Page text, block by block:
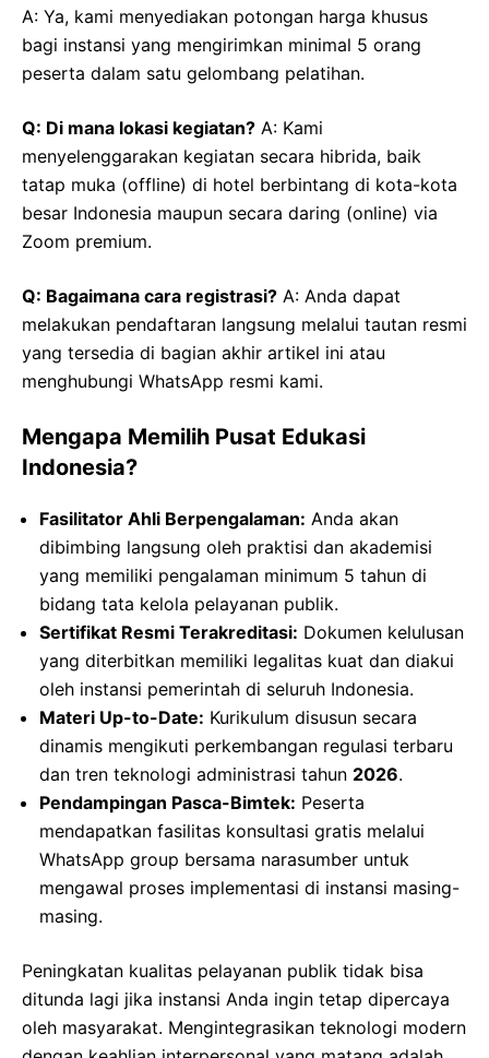
A: Ya, kami menyediakan potongan harga khusus
bagi instansi yang mengirimkan minimal 5 orang
peserta dalam satu gelombang pelatihan.
Q: Di mana lokasi kegiatan? A: Kami
menyelenggarakan kegiatan secara hibrida, baik
tatap muka (offline) di hotel berbintang di kota-kota
besar Indonesia maupun secara daring (online) via
Zoom premium.
Q: Bagaimana cara registrasi? A: Anda dapat
melakukan pendaftaran langsung melalui tautan resmi
yang tersedia di bagian akhir artikel ini atau
menghubungi WhatsApp resmi kami.
Mengapa Memilih Pusat Edukasi
Indonesia?
Fasilitator Ahli Berpengalaman: Anda akan
dibimbing langsung oleh praktisi dan akademisi
yang memiliki pengalaman minimum 5 tahun di
bidang tata kelola pelayanan publik.
Sertifikat Resmi Terakreditasi: Dokumen kelulusan
yang diterbitkan memiliki legalitas kuat dan diakui
oleh instansi pemerintah di seluruh Indonesia.
Materi Up-to-Date: Kurikulum disusun secara
dinamis mengikuti perkembangan regulasi terbaru
dan tren teknologi administrasi tahun 2026.
Pendampingan Pasca-Bimtek: Peserta
mendapatkan fasilitas konsultasi gratis melalui
WhatsApp group bersama narasumber untuk
mengawal proses implementasi di instansi masing-
masing.
Peningkatan kualitas pelayanan publik tidak bisa
ditunda lagi jika instansi Anda ingin tetap dipercaya
oleh masyarakat. Mengintegrasikan teknologi modern